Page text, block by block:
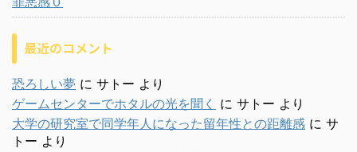
最近のコメント
恐ろしい夢 に サトー より
ゲームセンターでホタルの光を聞く に サトー より
大学の研究室で同学年人になった留年性との距離感 に サ
トー より